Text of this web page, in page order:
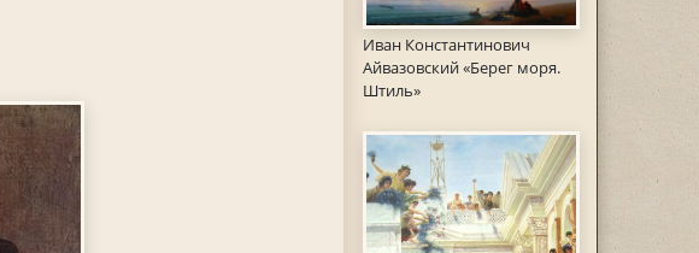
Иван Константинович
Айвазовский «Берег моря.
Штиль»